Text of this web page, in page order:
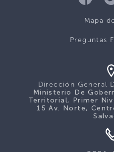
Mapa
Preguntas
Dirección General
Ministerio De
Territorial, Primer
15 Av. Norte,